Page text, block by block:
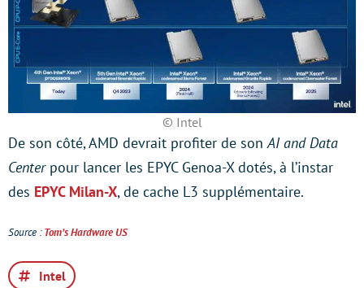
© Intel
De son côté, AMD devrait profiter de sonAI and Data
Centerpour lancer les EPYC Genoa-X dotés, à l’instar
des EPYC Milan-X, de cache L3 supplémentaire.
Source :Tom’s Hardware US
Intel